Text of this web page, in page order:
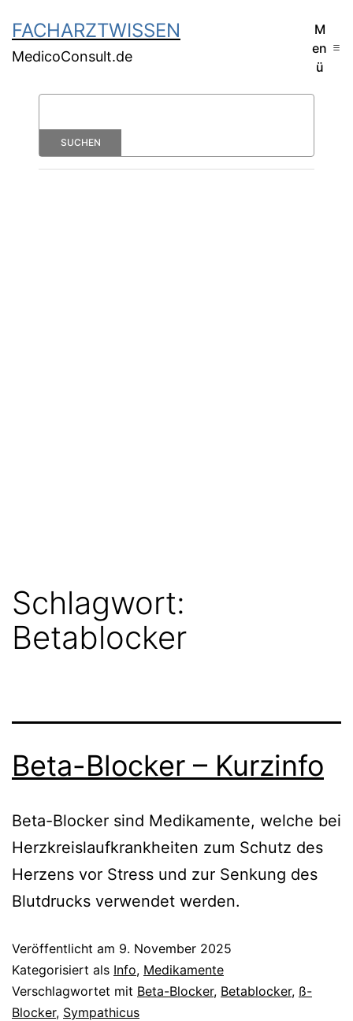
FACHARZTWISSEN
MedicoConsult.de
M
en
ü
Schlagwort:
Betablocker
Beta-Blocker – Kurzinfo
Beta-Blocker sind Medikamente, welche bei
Herzkreislaufkrankheiten zum Schutz des
Herzens vor Stress und zur Senkung des
Blutdrucks verwendet werden.
Veröffentlicht am 9. November 2025
Kategorisiert als Info, Medikamente
Verschlagwortet mit Beta-Blocker, Betablocker, ß-
Blocker, Sympathicus